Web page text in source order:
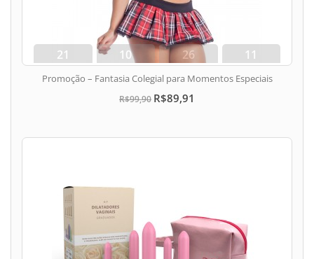
21
dias
10
hora
26
min
10
seg
Promoção – Fantasia Colegial para Momentos Especiais
R$99,90 R$89,91